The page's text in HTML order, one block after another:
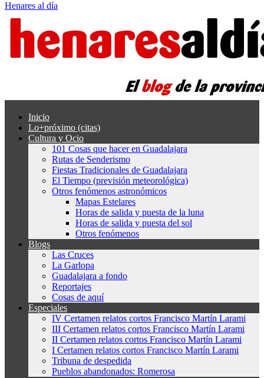
Henares al día
Inicio
Lo+próximo (citas)
Cultura y Ocio
101 Cosas que hacer en Guadalajara
Rutas de Senderismo
Fiestas Tradicionales de Guadalajara
El Tiempo (previsión meteorológica)
Otros fenómenos astronómicos
Mapas Estelares
Horas de salida y puesta de la luna
Horas de salida y puesta del sol
Otros fenómenos
Blogs
Las Cruces
La Garlopa
Guadalajara a fondo
Reportajes
Cosas de aquí
Especiales
IV Certamen relatos cortos Francisco Martín Larami
III Certamen relatos cortos Francisco Martín Larami
II Certamen relatos cortos Francisco Martín Larami
I Certamen relatos cortos Francisco Martín Larami
Tribuna de despedida
Pueblos abandonados: Romerosa